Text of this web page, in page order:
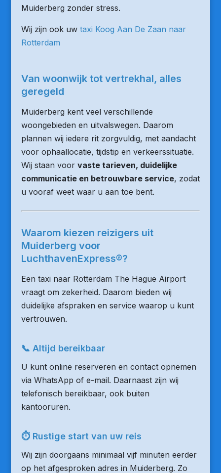
Muiderberg zonder stress.
Wij zijn ook uw taxi Koog Aan De Zaan naar
Rotterdam
Van woonwijk tot vertrekhal, alles
geregeld
Muiderberg kent veel verschillende
woongebieden en uitvalswegen. Daarom
plannen wij iedere rit zorgvuldig, met aandacht
voor ophaallocatie, tijdstip en verkeerssituatie.
Wij staan voor vaste tarieven, duidelijke
communicatie en betrouwbare service, zodat
u vooraf weet waar u aan toe bent.
Waarom kiezen reizigers uit
Muiderberg voor
LuchthavenExpress®?
Een taxi naar Rotterdam The Hague Airport
vraagt om zekerheid. Daarom bieden wij
duidelijke afspraken en service waarop u kunt
vertrouwen.
📞 Altijd bereikbaar
U kunt online reserveren en contact opnemen
via WhatsApp of e-mail. Daarnaast zijn wij
telefonisch bereikbaar, ook buiten
kantooruren.
⏱ Rustige start van uw reis
Wij zijn doorgaans minimaal vijf minuten eerder
op het afgesproken adres in Muiderberg. Zo